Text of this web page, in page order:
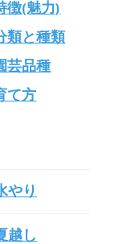
徴(魅力)
類と種類
芸品種
て方
やり
越し